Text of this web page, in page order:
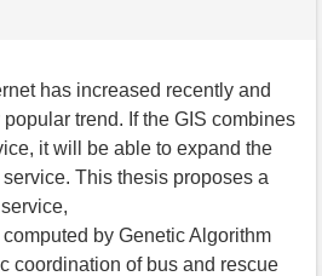
has increased recently and
trend. If the GIS combines
it will be able to expand the
This thesis proposes a
by Genetic Algorithm
coordination of bus and rescue